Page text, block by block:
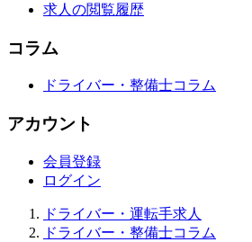
求人の閲覧履歴
コラム
ドライバー・整備士コラム
アカウント
会員登録
ログイン
ドライバー・運転手求人
ドライバー・整備士コラム